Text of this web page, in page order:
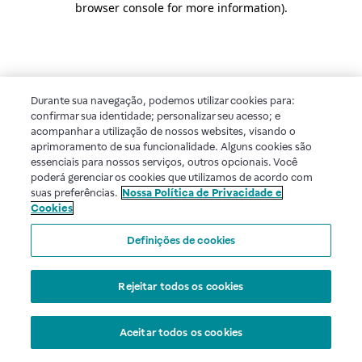
browser console for more information).
Durante sua navegação, podemos utilizar cookies para:
confirmar sua identidade; personalizar seu acesso; e
acompanhar a utilização de nossos websites, visando o
aprimoramento de sua funcionalidade. Alguns cookies são
essenciais para nossos serviços, outros opcionais. Você
poderá gerenciar os cookies que utilizamos de acordo com
suas preferências. Nossa Política de Privacidade e
Cookies
Definições de cookies
Rejeitar todos os cookies
Aceitar todos os cookies